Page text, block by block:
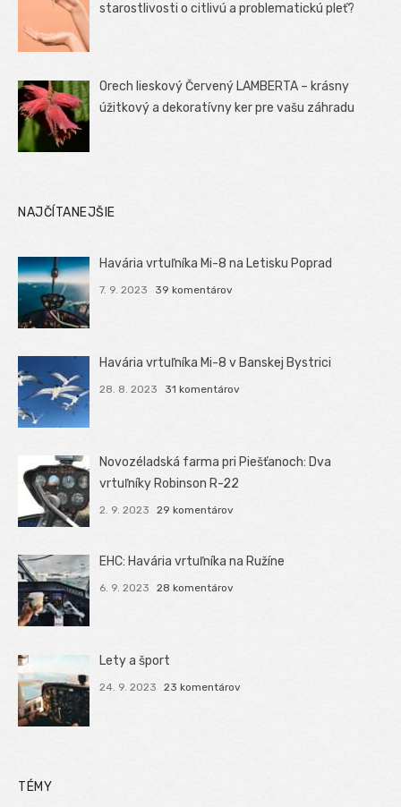
starostlivosti o citlivú a problematickú pleť?
Orech lieskový Červený LAMBERTA – krásny
úžitkový a dekoratívny ker pre vašu záhradu
NAJČÍTANEJŠIE
Havária vrtuľníka Mi-8 na Letisku Poprad
7. 9. 2023 39 komentárov
Havária vrtuľníka Mi-8 v Banskej Bystrici
28. 8. 2023 31 komentárov
Novozéladská farma pri Piešťanoch: Dva
vrtuľníky Robinson R-22
2. 9. 2023 29 komentárov
EHC: Havária vrtuľníka na Ružíne
6. 9. 2023 28 komentárov
Lety a šport
24. 9. 2023 23 komentárov
TÉMY